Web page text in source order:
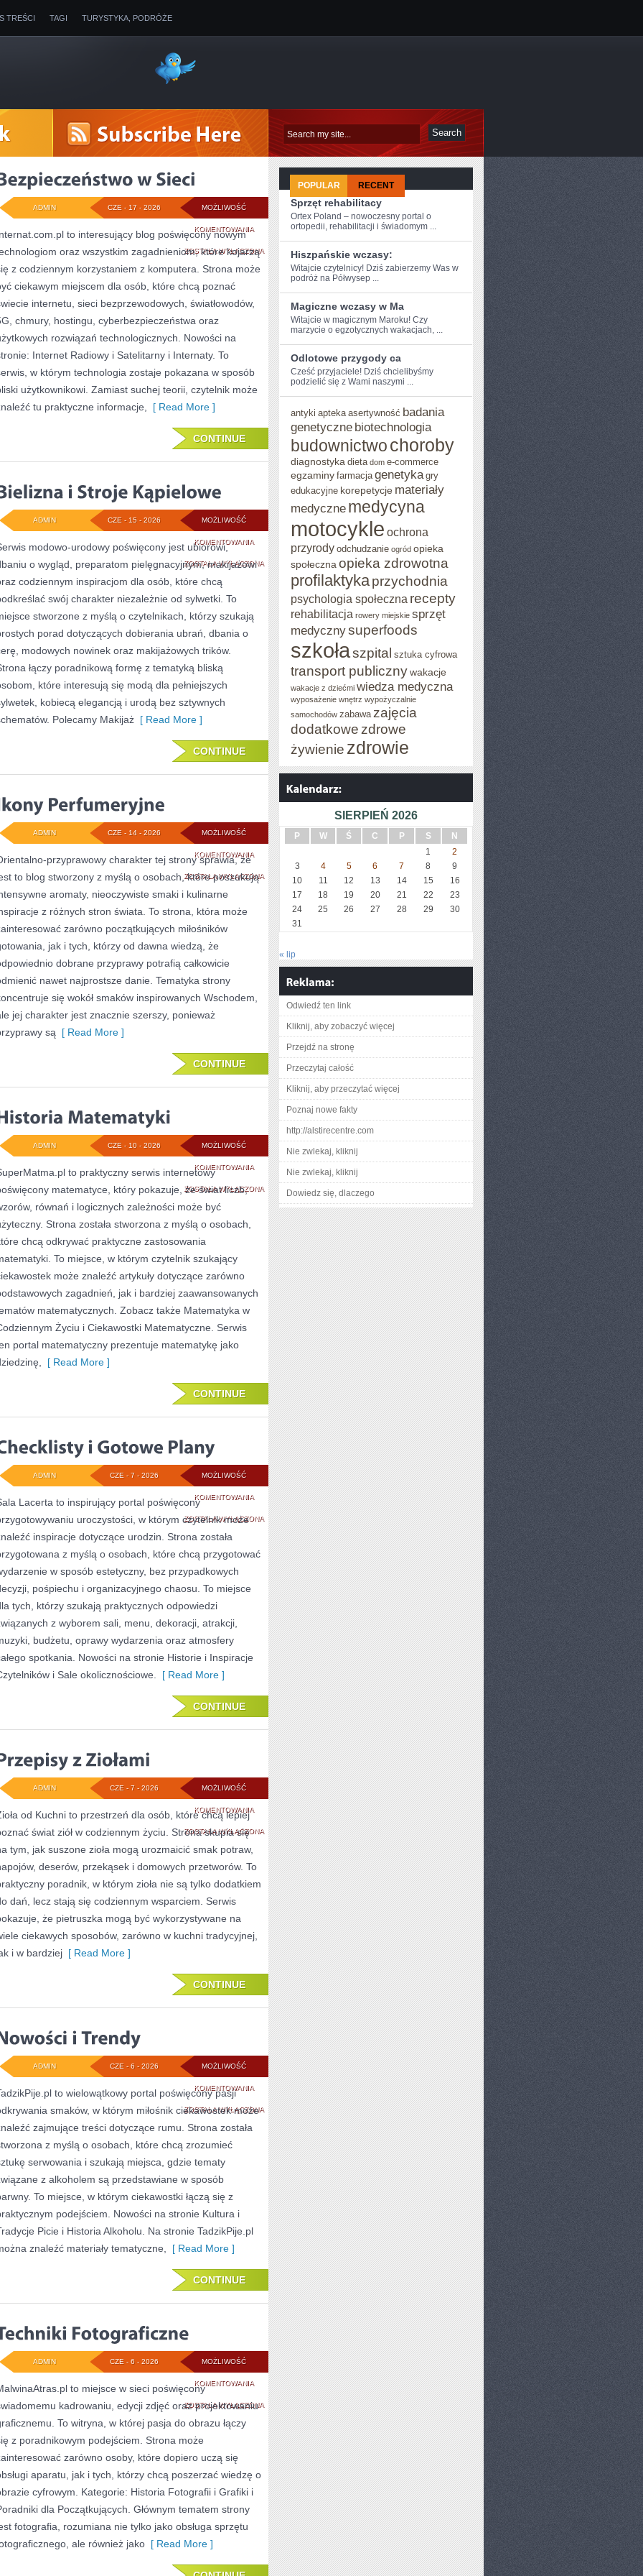
TREŚCI TAGI TURYSTYKA, PODRÓŻE
MOŻLIWOŚĆ
KOMENTOWANIABEZPIECZEŃSTWO
W
SIECI
ZOSTAŁA WYŁĄCZONA
CZE - 17 - 2026
ADMIN
to interesujący blog poświęcony nowym
oraz wszystkim zagadnieniom, które kojarzą
z codziennym korzystaniem z komputera. Strona może
ciekawym miejscem dla osób, które chcą poznać
internetu, sieci bezprzewodowych, światłowodów,
chmury, hostingu, cyberbezpieczeństwa oraz
rozwiązań technologicznych. Nowości na
Internet Radiowy i Satelitarny i Internaty. To
w którym technologia zostaje pokazana w sposób
użytkownikowi. Zamiast suchej teorii, czytelnik może
tu praktyczne informacje,
[ Read More ]
CONTINUE
MOŻLIWOŚĆ
KOMENTOWANIABIELIZNA
I
STROJE
KĄPIELOWE
ZOSTAŁA WYŁĄCZONA
CZE - 15 - 2026
ADMIN
modowo-urodowy poświęcony jest ubiorowi,
o wygląd, preparatom pielęgnacyjnym, makijażowi
codziennym inspiracjom dla osób, które chcą
swój charakter niezależnie od sylwetki. To
stworzone z myślą o czytelnikach, którzy szukają
porad dotyczących dobierania ubrań, dbania o
modowych nowinek oraz makijażowych trików.
łączy poradnikową formę z tematyką bliską
które interesują się modą dla pełniejszych
kobiecą elegancją i urodą bez sztywnych
Polecamy Makijaż [ Read More ]
CONTINUE
MOŻLIWOŚĆ
KOMENTOWANIAIKONY
PERFUMERYJNE
ZOSTAŁA WYŁĄCZONA
CZE - 14 - 2026
ADMIN
przyprawowy charakter tej strony sprawia, że
to blog stworzony z myślą o osobach, które poszukują
aromaty, nieoczywiste smaki i kulinarne
z różnych stron świata. To strona, która może
zarówno początkujących miłośników
jak i tych, którzy od dawna wiedzą, że
dobrane przyprawy potrafią całkowicie
nawet najprostsze danie. Tematyka strony
się wokół smaków inspirowanych Wschodem,
jej charakter jest znacznie szerszy, ponieważ
są [ Read More ]
CONTINUE
MOŻLIWOŚĆ
KOMENTOWANIAHISTORIA
MATEMATYKI
ZOSTAŁA WYŁĄCZONA
CZE - 10 - 2026
ADMIN
to praktyczny serwis internetowy
matematyce, który pokazuje, że świat liczb,
równań i logicznych zależności może być
Strona została stworzona z myślą o osobach,
chcą odkrywać praktyczne zastosowania
To miejsce, w którym czytelnik szukający
może znaleźć artykuły dotyczące zarówno
zagadnień, jak i bardziej zaawansowanych
matematycznych. Zobacz także Matematyka w
Życiu i Ciekawostki Matematyczne. Serwis
portal matematyczny prezentuje matematykę jako
[ Read More ]
CONTINUE
MOŻLIWOŚĆ
KOMENTOWANIACHECKLISTY
I
GOTOWE
PLANY
ZOSTAŁA WYŁĄCZONA
CZE - 7 - 2026
ADMIN
Lacerta to inspirujący portal poświęcony
uroczystości, w którym czytelnik może
inspiracje dotyczące urodzin. Strona została
z myślą o osobach, które chcą przygotować
w sposób estetyczny, bez przypadkowych
pośpiechu i organizacyjnego chaosu. To miejsce
tych, którzy szukają praktycznych odpowiedzi
z wyborem sali, menu, dekoracji, atrakcji,
budżetu, oprawy wydarzenia oraz atmosfery
spotkania. Nowości na stronie Historie i Inspiracje
i Sale okolicznościowe.
[ Read More ]
CONTINUE
MOŻLIWOŚĆ
KOMENTOWANIAPRZEPISY
Z
ZIOŁAMI
ZOSTAŁA WYŁĄCZONA
CZE - 7 - 2026
ADMIN
od Kuchni to przestrzeń dla osób, które chcą lepiej
świat ziół w codziennym życiu. Strona skupia się
tym, jak suszone zioła mogą urozmaicić smak potraw,
deserów, przekąsek i domowych przetworów. To
poradnik, w którym zioła nie są tylko dodatkiem
dań, lecz stają się codziennym wsparciem. Serwis
że pietruszka mogą być wykorzystywane na
ciekawych sposobów, zarówno w kuchni tradycyjnej,
i w bardziej [ Read More ]
CONTINUE
MOŻLIWOŚĆ
KOMENTOWANIANOWOŚCI
I
TRENDY
ZOSTAŁA WYŁĄCZONA
CZE - 6 - 2026
ADMIN
to wielowątkowy portal poświęcony pasji
smaków, w którym miłośnik ciekawostek może
zajmujące treści dotyczące rumu. Strona została
z myślą o osobach, które chcą zrozumieć
serwowania i szukają miejsca, gdzie tematy
z alkoholem są przedstawiane w sposób
To miejsce, w którym ciekawostki łączą się z
podejściem. Nowości na stronie Kultura i
Picie i Historia Alkoholu. Na stronie TadzikPije.pl
znaleźć materiały tematyczne,
[ Read More ]
CONTINUE
MOŻLIWOŚĆ
KOMENTOWANIATECHNIKI
FOTOGRAFICZNE
ZOSTAŁA WYŁĄCZONA
CZE - 6 - 2026
ADMIN
to miejsce w sieci poświęcony
kadrowaniu, edycji zdjęć oraz projektowaniu
To witryna, w której pasja do obrazu łączy
z poradnikowym podejściem. Strona może
zarówno osoby, które dopiero uczą się
aparatu, jak i tych, którzy chcą poszerzać wiedzę o
cyfrowym. Kategorie: Historia Fotografii i Grafiki i
dla Początkujących. Głównym tematem strony
fotografia, rozumiana nie tylko jako obsługa sprzętu
ale również jako [ Read More ]
POPULAR RECENT
Sprzęt rehabilitacy
Ortex Poland – nowoczesny portal o
ortopedii, rehabilitacji i świadomym ...
Hiszpańskie wczasy:
Witajcie czytelnicy! Dziś zabierzemy Was w‌
podróż ‌na Półwysep ...
Magiczne wczasy w Ma
Witajcie w ⁤magicznym⁣ Maroku! Czy
marzycie o egzotycznych‌ wakacjach, ...
Odlotowe przygody ca
Cześć⁢ przyjaciele! Dziś chcielibyśmy
podzielić się z Wami naszymi ...
antyki apteka asertywność badania
genetyczne biotechnologia
budownictwochoroby
diagnostyka dieta dom e-commerce
egzaminy farmacja genetyka gry
edukacyjne korepetycje materiały
medyczne medycyna
motocykle ochrona
przyrody odchudzanie ogród opieka
społeczna opieka zdrowotna
profilaktykaprzychodnia
psychologia społeczna recepty
rehabilitacja rowery miejskie sprzęt
medycznysuperfoods
szkołaszpital sztuka cyfrowa
transport publicznywakacje
wakacje z dziećmi wiedza medyczna
wyposażenie wnętrz wypożyczalnie
samochodów zabawa zajęcia
dodatkowe zdrowe
żywienie zdrowie
SIERPIEŃ 2026
P W Ś C P S
N
1
2
3
4 5 6 7 8
9
10
11 12 13 14 15
16
17
18 19 20 21 22
23
24
25 26 27 28 29
30
31
« lip
Odwiedź ten link
Kliknij, aby zobaczyć więcej
Przejdź na stronę
Przeczytaj całość
Kliknij, aby przeczytać więcej
Poznaj nowe fakty
http://alstirecentre.com
Nie zwlekaj, kliknij
Nie zwlekaj, kliknij
Dowiedz się, dlaczego